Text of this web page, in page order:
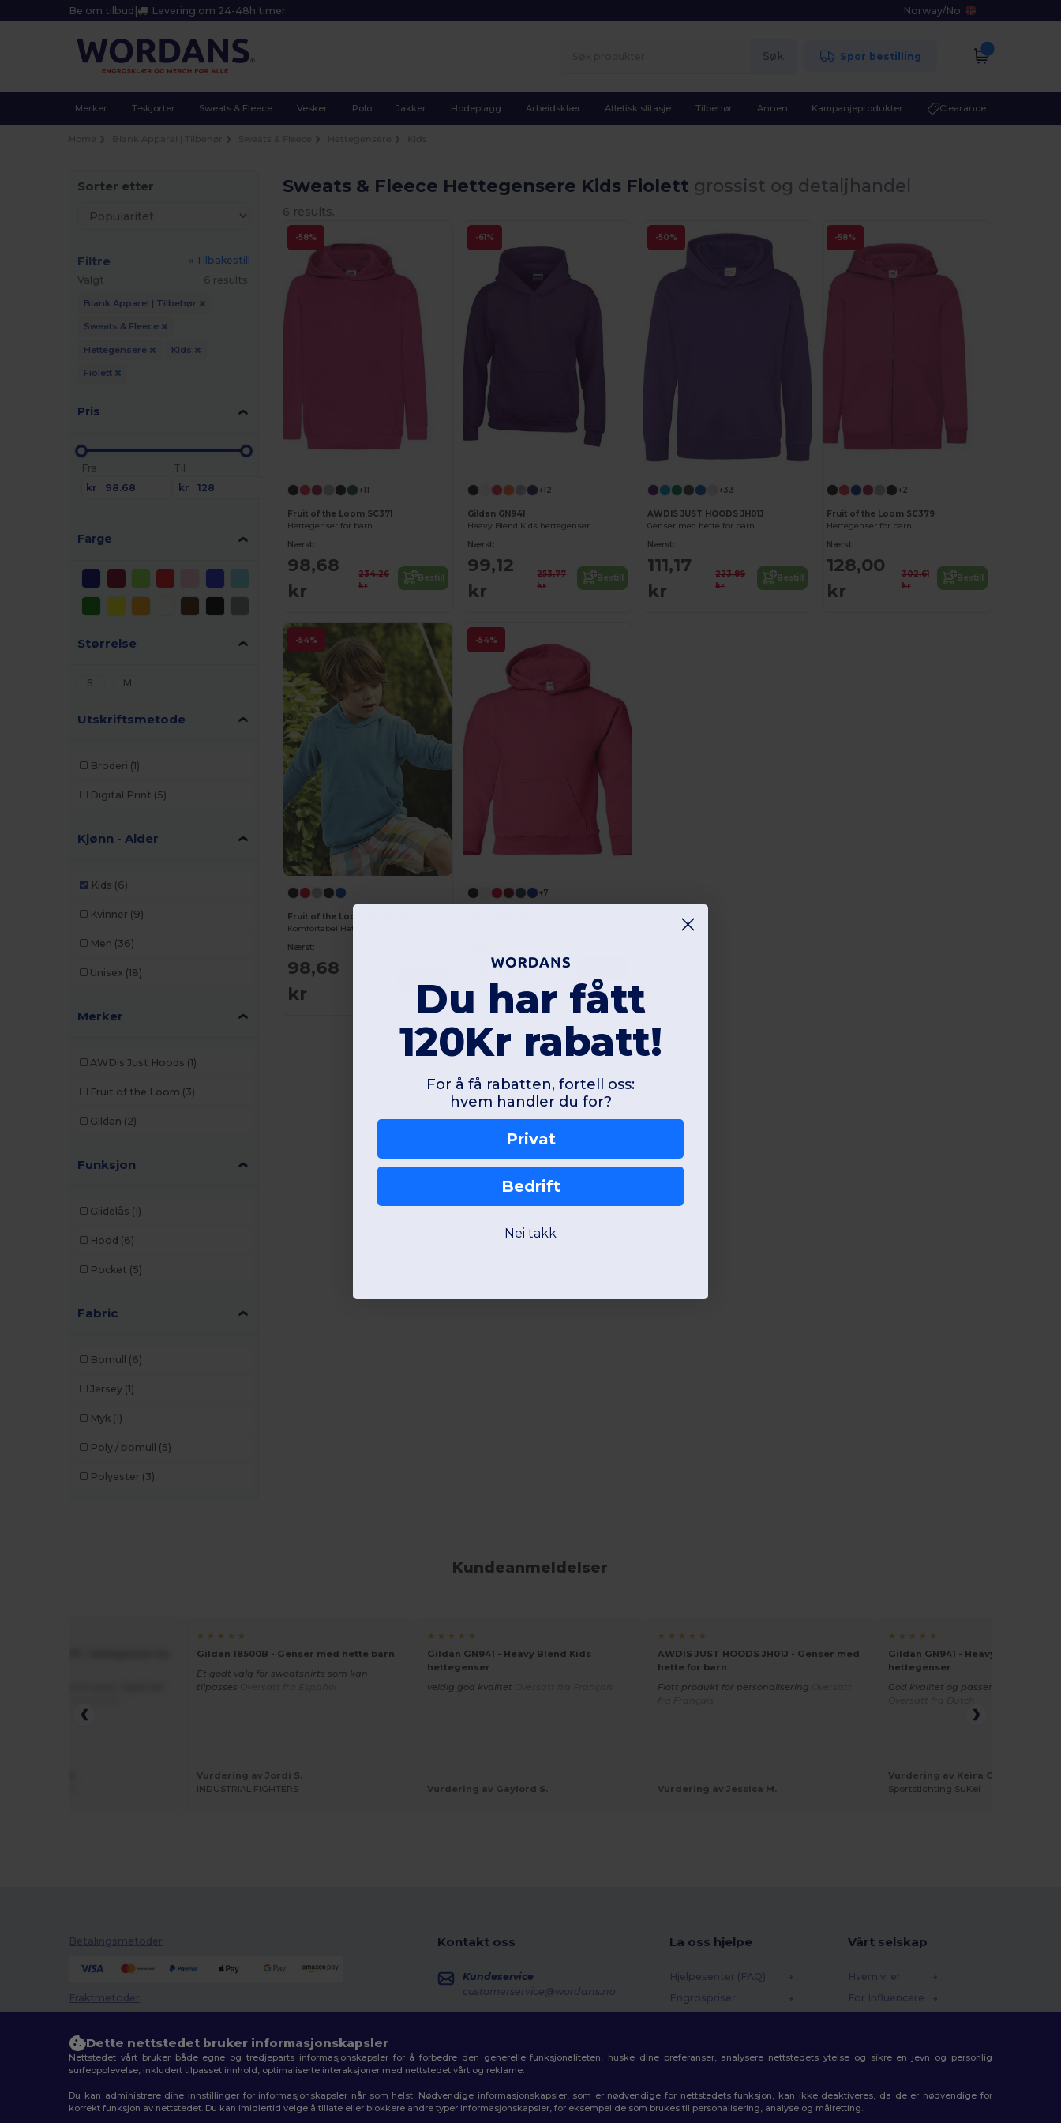
Be om tilbud | Levering om 24-48h timer Norway/No
Søk Spor bestilling
Merker T-skjorter Sweats & Fleece Vesker Polo Jakker Hodeplagg Arbeidsklær Atletisk slitasje Tilbehør Annen Kampanjeprodukter Clearance
Sorter etter
Filtre
« Tilbakestill
Valgt
6 results.
Blank Apparel | Tilbehør
Sweats & Fleece
Hettegensere Kids
Fiolett
Pris
Fra
kr
Til
kr
Farge
Størrelse
S M
Utskriftsmetode
Broderi (1)
Digital Print (5)
Kjønn - Alder
Kids (6)
Kvinner (9)
Men (36)
Unisex (18)
Merker
AWDis Just Hoods (1)
Fruit of the Loom (3)
Gildan (2)
Funksjon
Glidelås (1)
Hood (6)
Pocket (5)
Fabric
Bomull (6)
Jersey (1)
Myk (1)
Poly / bomull (5)
Polyester (3)
Sweats & Fleece Hettegensere Kids Fiolett grossist og detaljhandel
6 results.
-58%
+11
Fruit of the Loom SC371
Hettegenser for barn
Nærst:
98,68
kr
234,26
kr
Bestill
-61%
+12
Gildan GN941
Heavy Blend Kids hettegenser
Nærst:
99,12
kr
253,77
kr
Bestill
-50%
+33
AWDIS JUST HOODS JH01J
Genser med hette for barn
Nærst:
111,17
kr
223,89
kr
Bestill
-58%
+2
Fruit of the Loom SC379
Hettegenser for barn
Nærst:
128,00
kr
302,61
kr
Bestill
-54%
Fruit of the Loom 62-043-0
Komfortabel Hettegenser for Barn
Nærst:
98,68
kr
-54%
+7
99,12 kr214,75 kr
Kundeanmeldelser
★ ★ ★ ★ ★
Gildan 18500B - Genser med hette barn
Et godt valg for sweatshirts som kan
tilpasses
Vurdering av Jordi S.
INDUSTRIAL FIGHTERS
★ ★ ★ ★ ★
Gildan GN941 - Heavy Blend Kids
hettegenser
veldig god kvalitet
Vurdering av Gaylord S.
★ ★ ★ ★ ★
AWDIS JUST HOODS JH01J - Genser med
hette for barn
Flott produkt for personalisering
Vurdering av Jessica M.
★ ★ ★ ★ ★
Gildan GN941 - Heavy Blend Kids
hettegenser
God kvalitet og passer barn veldig
Vurdering av Keira C.
Sportstichting SuKei
Betalingsmetoder
Fraktmetoder
Kontakt oss
Kundeservice
customerservice@wordans.no
Ordresporing
La oss hjelpe
Hjelpesenter (FAQ)
Engrospriser
Fraktmetoder
Vårt selskap
Hvem vi er
For Influencere
Dette nettstedet bruker informasjonskapsler
Nettstedet vårt bruker både egne og tredjeparts informasjonskapsler for å forbedre den generelle funksjonaliteten, huske dine preferanser, analysere nettstedets ytelse og sikre en jevn og personlig
surfeopplevelse, inkludert tilpasset innhold, optimaliserte interaksjoner med nettstedet vårt og reklame.
Du kan administrere dine innstillinger for informasjonskapsler når som helst. Nødvendige informasjonskapsler, som er nødvendige for nettstedets funksjon, kan ikke deaktiveres, da de er nødvendige for
korrekt funksjon av nettstedet. Du kan imidlertid velge å tillate eller blokkere andre typer informasjonskapsler, for eksempel de som brukes til personalisering, analyse og målretting.
Du har fått
120Kr rabatt!
For å få rabatten, fortell oss:
hvem handler du for?
Privat
Bedrift
Nei takk